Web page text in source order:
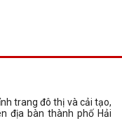
trang đô thị và cải tạo,
địa bàn thành phố Hải